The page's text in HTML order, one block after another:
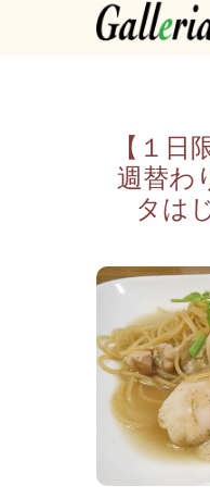
【１日
週替わ
タは